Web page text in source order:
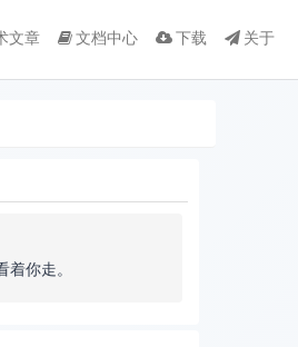
文章 文档中心 下载 关于
你走。